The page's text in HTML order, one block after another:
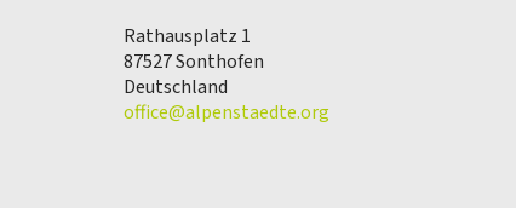
Rathausplatz 1
87527 Sonthofen
Deutschland
office@alpenstaedte.org